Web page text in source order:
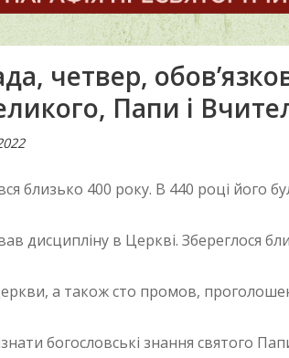
четвер,
Папи і
В
д
n
n
o
близько 400 року. В 440 році його
дисципліну в Церкві. Збереглося
а також сто промов,
богословські знання святого